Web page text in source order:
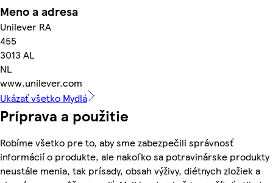
Meno a adresa
Unilever RA
455
3013 AL
NL
www.unilever.com
Ukázať všetko Mydlá
Príprava a použitie
Robíme všetko pre to, aby sme zabezpečili správnosť
informácií o produkte, ale nakoľko sa potravinárske produkty
neustále menia, tak prísady, obsah výživy, diétnych zložiek a